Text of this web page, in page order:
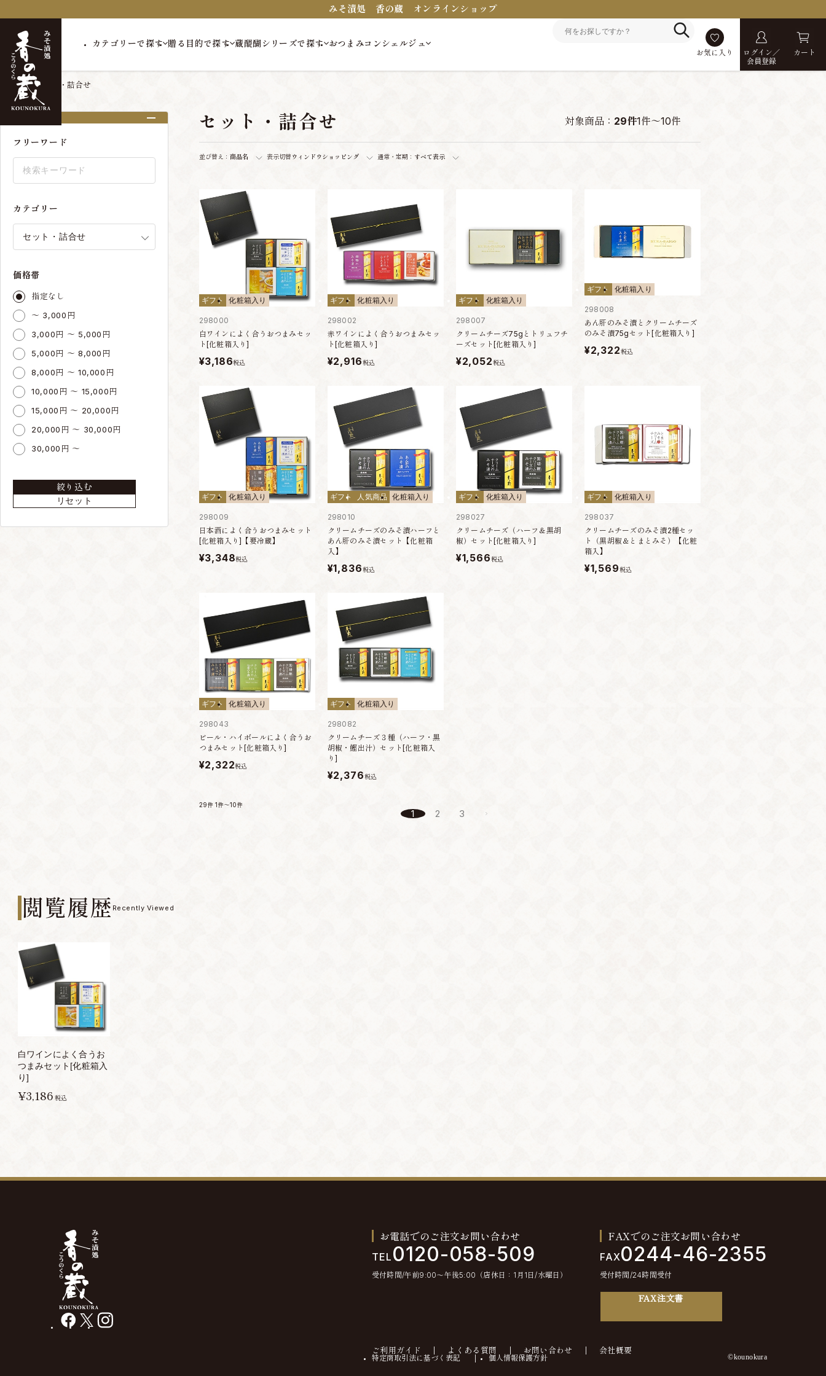
みそ漬処 香の蔵 オンラインショップ
カテゴリーで探す 贈る目的で探す 蔵醍醐シリーズで探す おつまみコンシェルジュ
お気に入り
ログイン／
会員登録
カート
トップ セット・詰合せ
フリーワード
カテゴリー
価格帯
指定なし
～ 3,000円
3,000円 ～ 5,000円
5,000円 ～ 8,000円
8,000円 ～ 10,000円
10,000円 ～ 15,000円
15,000円 ～ 20,000円
20,000円 ～ 30,000円
30,000円 ～
絞り込む
リセット
セット・詰合せ 対象商品： 29件1件～10件
並び替え： 商品名 表示切替 ウィンドウショッピング 通常・定期： すべて表示
ギフト 化粧箱入り
298000
白ワインによく合うおつまみセッ
ト[化粧箱入り]
¥3,186税込
ギフト 化粧箱入り
298002
赤ワインによく合うおつまみセッ
ト[化粧箱入り]
¥2,916税込
ギフト 化粧箱入り
298007
クリームチーズ75gとトリュフチ
ーズセット[化粧箱入り]
¥2,052税込
ギフト 化粧箱入り
298008
あん肝のみそ漬とクリームチーズ
のみそ漬75gセット[化粧箱入り]
¥2,322税込
ギフト 化粧箱入り
298009
日本酒によく合うおつまみセット
[化粧箱入り]【要冷蔵】
¥3,348税込
ギフト 人気商品 化粧箱入り
298010
クリームチーズのみそ漬ハーフと
あん肝のみそ漬セット【化粧箱
入】
¥1,836税込
ギフト 化粧箱入り
298027
クリームチーズ（ハーフ＆黒胡
椒）セット[化粧箱入り]
¥1,566税込
ギフト 化粧箱入り
298037
クリームチーズのみそ漬2種セッ
ト（黒胡椒＆とまとみそ）【化粧
箱入】
¥1,569税込
ギフト 化粧箱入り
298043
ビール・ハイボールによく合うお
つまみセット[化粧箱入り]
¥2,322税込
ギフト 化粧箱入り
298082
クリームチーズ３種（ハーフ・黒
胡椒・鰹出汁）セット[化粧箱入
り]
¥2,376税込
29件 1件～10件
1 2 3
閲覧履歴 Recently Viewed
白ワインによく合うお
つまみセット[化粧箱入
り]
¥3,186税込
facebook
X instagram
お電話でのご注文お問い合わせ
TEL 0120-058-509
受付時間/午前9:00〜午後5:00（店休日：1月1日/水曜日）
FAXでのご注文お問い合わせ
FAX0244-46-2355
受付時間/24時間受付
FAX注文書
ご利用ガイド よくある質問 お問い合わせ 会社概要
特定商取引法に基づく表記 個人情報保護方針 ©kounokura